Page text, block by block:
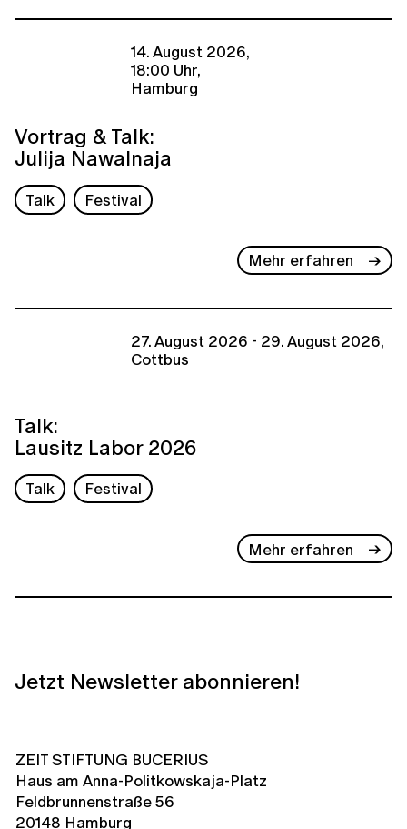
14. August 2026,
18:00 Uhr,
Hamburg
Vortrag & Talk:
Julija Nawalnaja
Talk Festival
Mehr erfahren
27. August 2026 - 29. August 2026,
Cottbus
Talk:
Lausitz Labor 2026
Talk Festival
Mehr erfahren
Jetzt Newsletter abonnieren!
ZEIT STIFTUNG BUCERIUS
Haus am Anna-Politkowskaja-Platz
Feldbrunnenstraße 56
20148 Hamburg